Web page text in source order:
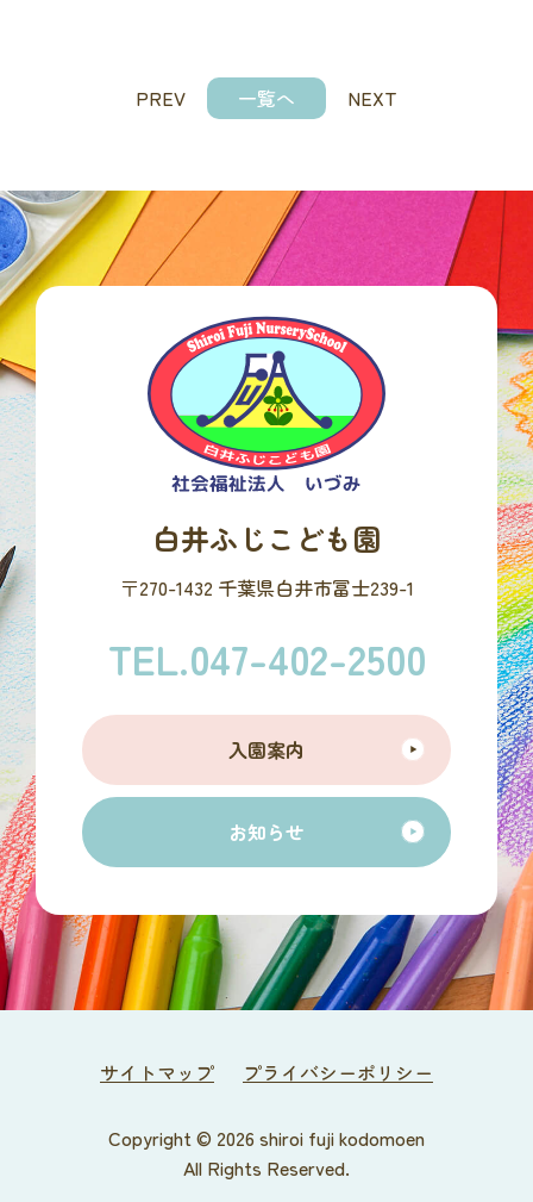
PREV 一覧へ NEXT
白井ふじこども園
〒270-1432 千葉県白井市冨士239-1
TEL.047-402-2500
入園案内
お知らせ
サイトマップ プライバシーポリシー
Copyright © 2026 shiroi fuji kodomoen
All Rights Reserved.